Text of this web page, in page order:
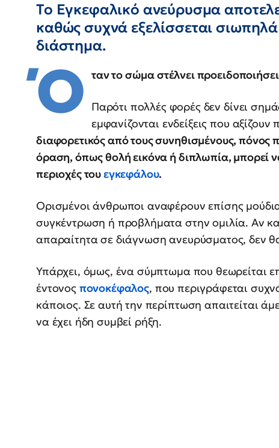
Το Εγκεφαλικό ανεύρυσμα
καθώς συχνά εξελίσσεται
διάστημα.
Ό ταν το σώμα στέλνει
Παρότι πολλές φορές δεν δίνει
εμφανίζονται ενδείξεις που
διαφορετικός από τους συνηθισμένους, πόνος
όραση, όπως θολή εικόνα ή διπλωπία, μπορεί
περιοχές τουεγκεφάλου.
Ορισμένοι άνθρωποι αναφέρουν επίσης
συγκέντρωση ή προβλήματα στην ομιλία. Αν
απαραίτητα σε διάγνωση ανευρύσματος, δεν
Υπάρχει, όμως, ένα σύμπτωμα που θεωρείται
έντονος πονοκέφαλος, που περιγράφεται
κάποιος. Σε αυτή την περίπτωση απαιτείται
να έχει ήδη συμβεί ρήξη.